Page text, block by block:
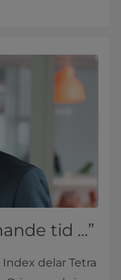
tid ...”
Index delar Tetra